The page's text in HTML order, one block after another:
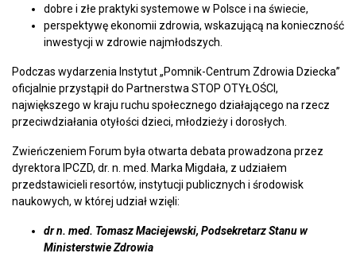
dobre i złe praktyki systemowe w Polsce i na świecie,
perspektywę ekonomii zdrowia, wskazującą na konieczność
inwestycji w zdrowie najmłodszych.
Podczas wydarzenia Instytut „Pomnik-Centrum Zdrowia Dziecka”
oficjalnie przystąpił do Partnerstwa STOP OTYŁOŚCI,
największego w kraju ruchu społecznego działającego na rzecz
przeciwdziałania otyłości dzieci, młodzieży i dorosłych.
Zwieńczeniem Forum była otwarta debata prowadzona przez
dyrektora IPCZD, dr. n. med. Marka Migdała, z udziałem
przedstawicieli resortów, instytucji publicznych i środowisk
naukowych, w której udział wzięli:
dr n. med. Tomasz Maciejewski, Podsekretarz Stanu w
Ministerstwie Zdrowia